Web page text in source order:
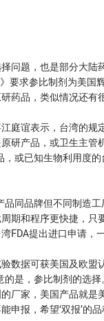
题，也是部分大陆
要求参比制剂为美国
药品，类似情况还有
谊表示，台湾的规
研产品，或卫生主管
，或已知生物利用度
同品牌但不同制造工
期和程序更快捷，只
FDA提出进口申请，
据可获美国及欧盟
是，参比制剂的选
厂家，美国产品就是
报，希望‘双报’的